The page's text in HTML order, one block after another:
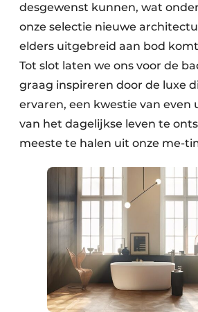
desgewenst kunnen, wat
onze selectie nieuwe
elders uitgebreid aan bod
Tot slot laten we ons voor de
graag inspireren door de luxe
ervaren, een kwestie van even
van het dagelijkse leven te
meeste te halen uit onze me-